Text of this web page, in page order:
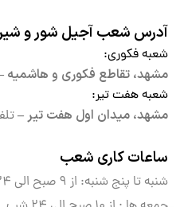
آدرس شعب آجیل شور و
شعبه فکوری:
مشهد، تقاطع فکوری و هاشمیه
شعبه هفت تیر:
مشهد، میدان اول هفت تیر –
ساعات کاری شعب
شنبه تا پنج شنبه: از ۹ صبح الی
۲۴